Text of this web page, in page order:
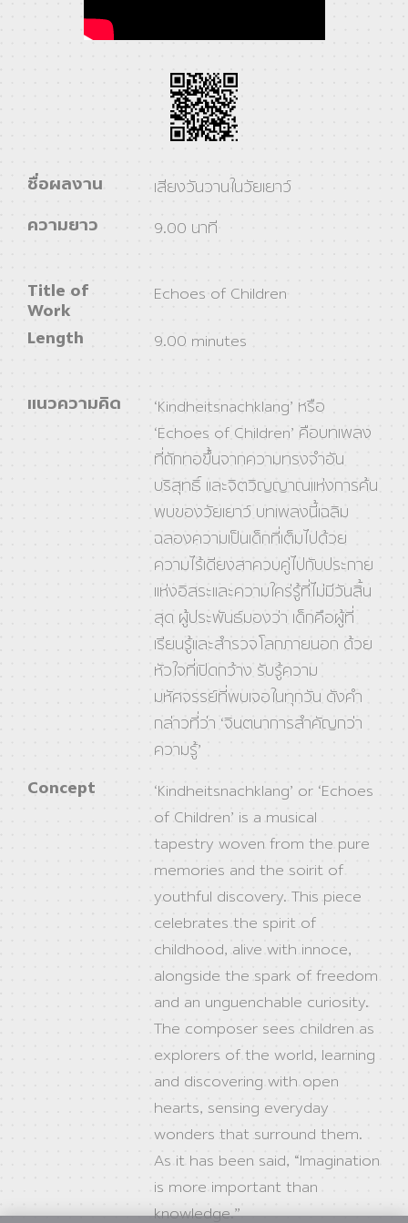
ชื่อผลงาน เสียงวันวานในวัยเยาว์
ความยาว 9.00 นาที
Title of
Work
Echoes of Children
Length 9.00 minutes
แนวความคิด
‘Kindheitsnachklang’ หรือ
‘Echoes of Children’ คือบทเพลง
ที่ถักทอขึ้นจากความทรงจำอัน
บริสุทธิ์ และจิตวิญญาณแห่งการค้น
พบของวัยเยาว์ บทเพลงนี้เฉลิม
ฉลองความเป็นเด็กที่เต็มไปด้วย
ความไร้เดียงสาควบคู่ไปกับประกาย
แห่งอิสระและความใคร่รู้ที่ไม่มีวันสิ้น
สุด ผู้ประพันธ์มองว่า เด็กคือผู้ที่
เรียนรู้และสำรวจโลกภายนอก ด้วย
หัวใจที่เปิดกว้าง รับรู้ความ
มหัศจรรย์ที่พบเจอในทุกวัน ดังคำ
กล่าวที่ว่า ‘จินตนาการสำคัญกว่า
ความรู้’
Concept
‘Kindheitsnachklang’ or ‘Echoes
of Children’ is a musical
tapestry woven from the pure
memories and the soirit of
youthful discovery. This piece
celebrates the spirit of
childhood, alive with innoce,
alongside the spark of freedom
and an unguenchable curiosity.
The composer sees children as
explorers of the world, learning
and discovering with open
hearts, sensing everyday
wonders that surround them.
As it has been said, “Imagination
is more important than
knowledge.”